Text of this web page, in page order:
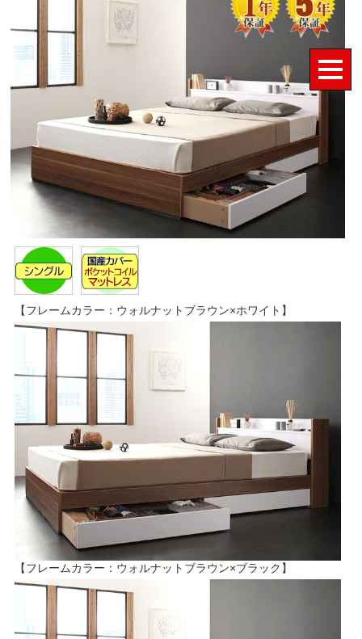
【フレームカラー：ウォルナットブラウン×ホワイト】
【フレームカラー：ウォルナットブラウン×ブラック】